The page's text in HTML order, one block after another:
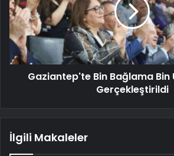
Gaziantep'te Bin Bağlama Bin
Gerçekleştirildi
İlgili Makaleler